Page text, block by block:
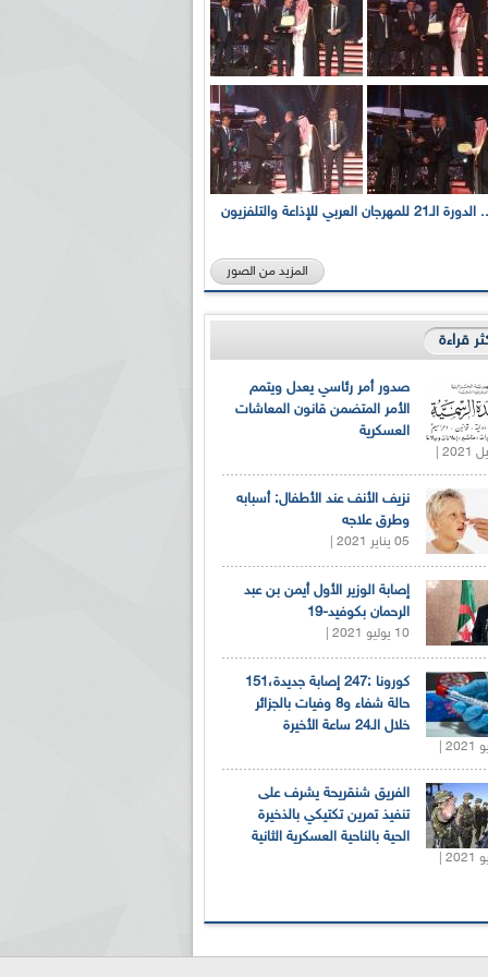
بالصور... الدورة الـ21 للمهرجان العربي للإذاعة والتلفزيون
المزيد من الصور
قراءة
صدور أمر رئاسي يعدل ويتمم
الأمر المتضمن قانون المعاشات
العسكرية
نزيف الأنف عند الأطفال: أسبابه
وطرق علاجه
05 يناير 2021 |
إصابة الوزير الأول أيمن بن عبد
الرحمان بكوفيد-19
10 يوليو 2021 |
كورونا :247 إصابة جديدة،151
حالة شفاء و8 وفيات بالجزائر
خلال الـ24 ساعة الأخيرة
الفريق شنقريحة يشرف على
تنفيذ تمرين تكتيكي بالذخيرة
الحية بالناحية العسكرية الثانية